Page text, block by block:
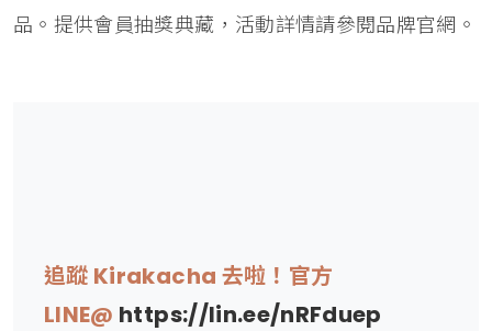
品。提供會員抽獎典藏，活動詳情請參閱品牌官網。
追蹤 Kirakacha 去啦！官方
LINE@ https://lin.ee/nRFduep